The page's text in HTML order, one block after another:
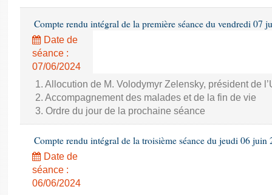
Compte rendu intégral de la première séance du vendredi 07
Date de
séance :
07/06/2024
1. Allocution de M. Volodymyr Zelensky, président de
2. Accompagnement des malades et de la fin de vie
3. Ordre du jour de la prochaine séance
Compte rendu intégral de la troisième séance du jeudi 06 juin
Date de
séance :
06/06/2024